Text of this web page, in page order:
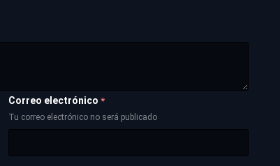
Correo electrónico *
Tu correo electrónico no será publicado